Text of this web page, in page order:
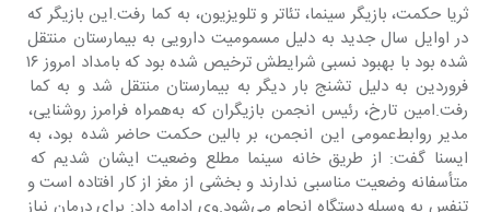
ثریا حکمت، بازیگر سینما، تئاتر و تلویزیون، به کما رفت.این بازیگر که
در اوایل سال جدید به دلیل مسمومیت دارویی به بیمارستان منتقل
شده بود با بهبود نسبی شرایطش ترخیص شده بود که بامداد امروز ١٦
فروردین به دلیل تشنج بار دیگر به بیمارستان منتقل شد و به کما
رفت.امین تارخ، رئیس انجمن بازیگران که به‌همراه فرامرز روشنایی،
مدیر روابط‌عمومی این انجمن، بر بالین حکمت حاضر شده بود، به
ایسنا گفت: از طریق خانه سینما مطلع وضعیت ایشان شدیم که
متأسفانه وضعیت مناسبی ندارند و بخشی از مغز از کار افتاده است و